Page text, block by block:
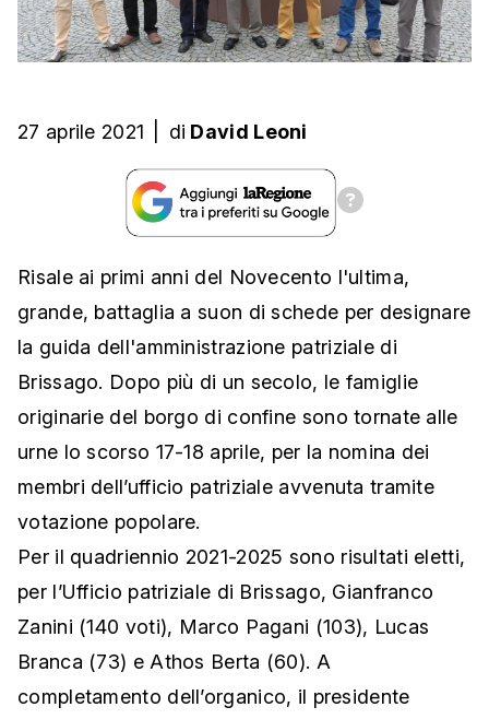
27 aprile 2021 di David Leoni
Risale ai primi anni del Novecento l'ultima,
grande, battaglia a suon di schede per designare
la guida dell'amministrazione patriziale di
Brissago. Dopo più di un secolo, le famiglie
originarie del borgo di confine sono tornate alle
urne lo scorso 17-18 aprile, per la nomina dei
membri dell’ufficio patriziale avvenuta tramite
votazione popolare.
Per il quadriennio 2021-2025 sono risultati eletti,
per l’Ufficio patriziale di Brissago, Gianfranco
Zanini (140 voti), Marco Pagani (103), Lucas
Branca (73) e Athos Berta (60). A
completamento dell’organico, il presidente